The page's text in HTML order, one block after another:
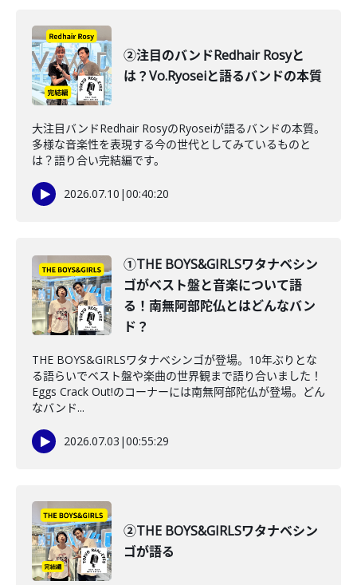
②注目のバンドRedhair Rosyと
は？Vo.Ryoseiと語るバンドの本質
大注目バンドRedhair RosyのRyoseiが語るバンドの本質。
多様な音楽性を表現する今の世代としてみているものと
は？語り合い完結編です。
2026.07.10 |00:40:20
①THE BOYS&GIRLSワタナベシン
ゴがベスト盤と音楽について語
る！南無阿部陀仏とはどんなバン
ド？
THE BOYS&GIRLSワタナベシンゴが登場。10年ぶりとな
る語らいでベスト盤や楽曲の世界観まで語り合いました！
Eggs Crack Out!のコーナーには南無阿部陀仏が登場。どん
なバンド...
2026.07.03 |00:55:29
②THE BOYS&GIRLSワタナベシン
ゴが語る